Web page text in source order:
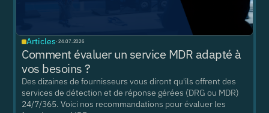
Articles ·24.07.2026
Comment évaluer un service MDR adapté à
vos besoins ?
Des dizaines de fournisseurs vous diront qu'ils offrent des
services de détection et de réponse gérées (DRG ou MDR)
24/7/365. Voici nos recommandations pour évaluer les